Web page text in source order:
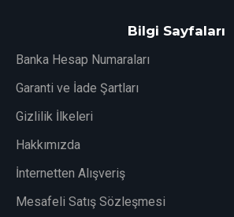
Bilgi Sayfaları
Banka Hesap Numaraları
Garanti ve İade Şartları
Gizlilik İlkeleri
Hakkımızda
İnternetten Alışveriş
Mesafeli Satış Sözleşmesi